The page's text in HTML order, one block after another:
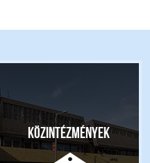
Közintézmények